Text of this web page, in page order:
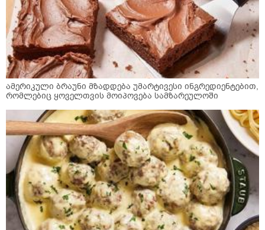
ამერიკული ბრაუნი მზადდება უმარტივესი ინგრედიენტებით,
რომლებიც ყოველთვის მოიპოვება სამზარეულოში